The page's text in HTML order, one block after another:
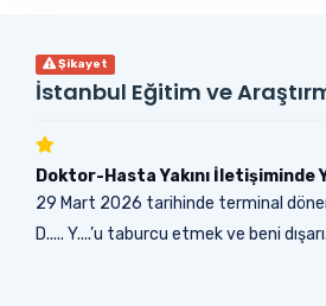
Şikayet
İstanbul Eğitim ve
Doktor-Hasta Yakını İletişiminde
29 Mart 2026 tarihinde terminal
D..... Y....’u taburcu etmek ve beni